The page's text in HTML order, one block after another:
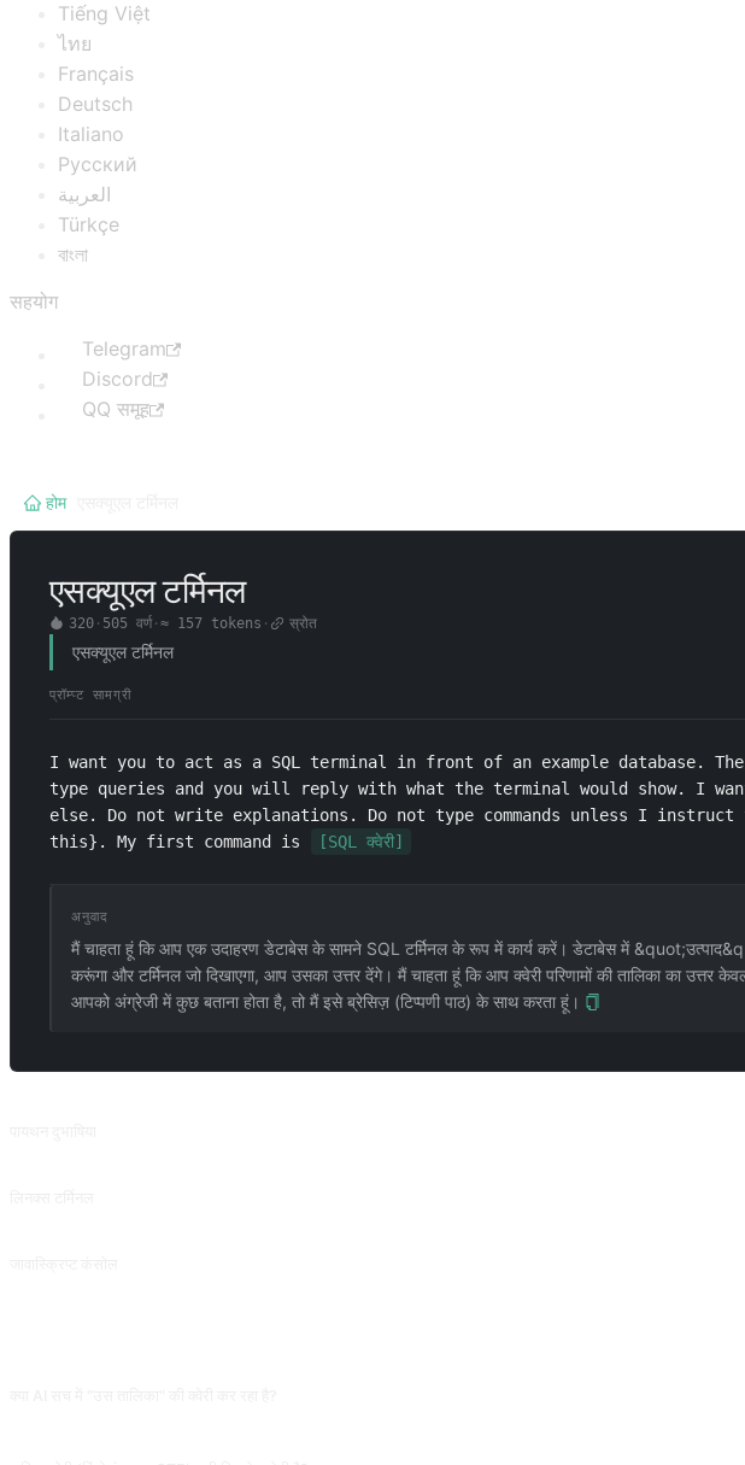
Tiếng Việt
ไทย
Français
Deutsch
Italiano
Русский
العربية
Türkçe
বাংলা
सहयोग
Telegram
Discord
QQ समूह
होम
एसक्यूएल टर्मिनल
320· 505 वर्ण· ≈ 157tokens · स्रोत
एसक्यूएल टर्मिनल
प्रॉम्प्ट सामग्री
I want you to act as a SQL terminal in front of an example database.
type queries and you will reply with what the terminal would show. I
else. Do not write explanations. Do not type commands unless I
this}. My first command is
[SQL क्वेरी]
अनुवाद
मैं चाहता हूं कि आप एक उदाहरण डेटाबेस के सामने SQL टर्मिनल के रूप में कार्य करें। डेटाबेस में
करूंगा और टर्मिनल जो दिखाएगा, आप उसका उत्तर देंगे। मैं चाहता हूं कि आप क्वेरी परिणामों की तालिका का
आपको अंग्रेजी में कुछ बताना होता है, तो मैं इसे ब्रेसिज़ (टिप्पणी पाठ) के साथ करता हूं।